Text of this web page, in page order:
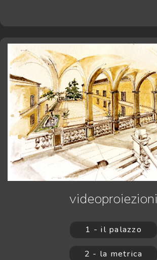
videoproiezioni
1 - il palazzo
2 - la metrica